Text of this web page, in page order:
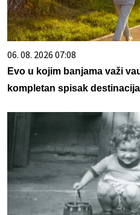
06. 08. 2026 07:08
Evo u kojim banjama važi
kompletan spisak